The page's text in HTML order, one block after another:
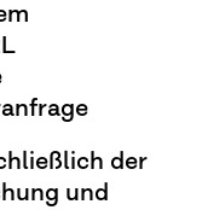
der
und